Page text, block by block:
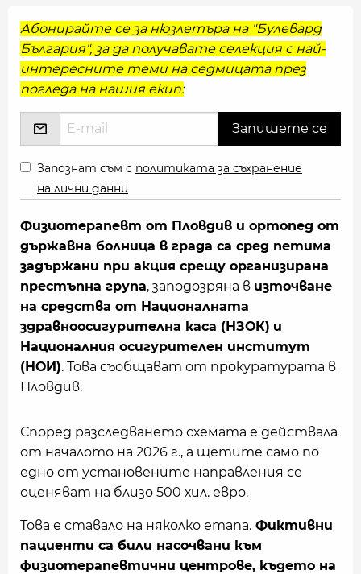
Абонирайте се за нюзлетъра на "Булевард
България", за да получавате селекция с най-
интересните теми на седмицата през
погледа на нашия екип:
Запознат съм с политиката за съхранение
на лични данни
Физиотерапевт от Пловдив и ортопед от
държавна болница в града са сред петима
задържани при акция срещу организирана
престъпна група, заподозряна в източване
на средства от Националната
здравноосигурителна каса (НЗОК) и
Националния осигурителен институт
(НОИ). Това съобщават от прокуратурата в
Пловдив.
Според разследването схемата е действала
от началото на 2026 г., а щетите само по
едно от установените направления се
оценяват на близо 500 хил. евро.
Това е ставало на няколко етапа. Фиктивни
пациенти са били насочвани към
физиотерапевтични центрове, където на